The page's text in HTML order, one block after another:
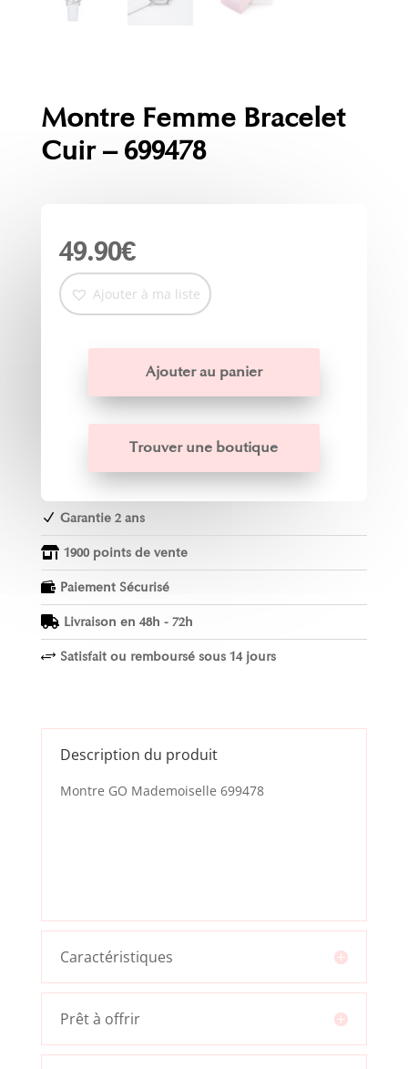
Montre Femme Bracelet
Cuir – 699478
49.90€
Ajouter à ma liste
Ajouter au panier
Trouver une boutique
N Garantie 2 ans
 1900 points de vente
 Paiement Sécurisé
 Livraison en 48h - 72h
+ Satisfait ou remboursé sous 14 jours
Description du produit
Montre GO Mademoiselle 699478
Caractéristiques
Prêt à offrir